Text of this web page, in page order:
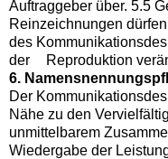
Auftraggeber über. 5.5
Reinzeichnungen
des
der Reproduktion
6.
Der
Nähe zu den
unmittelbarem
Wiedergabe der